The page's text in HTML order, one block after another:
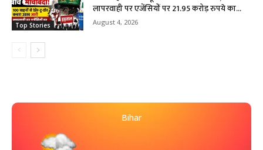
Top Stories
लापरवाही पर एजेंसियों पर 21.95 करोड़ रुपये का...
August 4, 2026
Bihar